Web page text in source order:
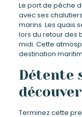
Le port de pêche
avec ses
marins. Les quais
lors du retour des
midi. Cette
destination
Détente
Terminez cette